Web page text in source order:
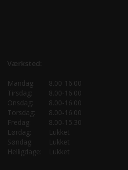
Værksted:
Mandag:
8.00-16.00
Tirsdag:
8.00-16.00
Onsdag:
8.00-16.00
Torsdag:
8.00-16.00
Fredag:
8.00-15.30
Lørdag:
Lukket
Søndag:
Lukket
Helligdage:
Lukket